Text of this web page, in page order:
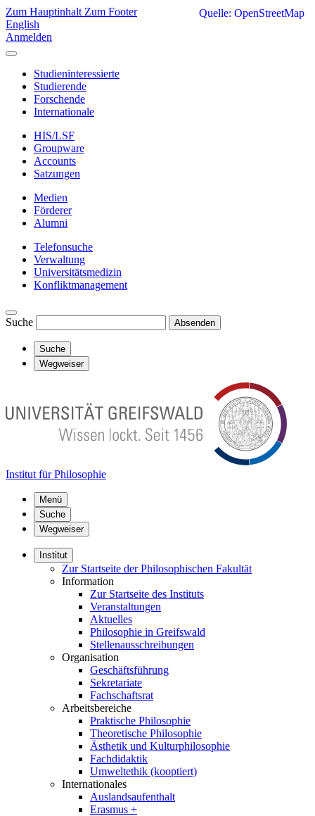
Zum Hauptinhalt Zum Footer
English
Anmelden
Studieninteressierte
Studierende
Forschende
Internationale
HIS/LSF
Groupware
Accounts
Satzungen
Medien
Förderer
Alumni
Telefonsuche
Verwaltung
Universitätsmedizin
Konfliktmanagement
Suche Absenden
Suche
Wegweiser
Institut für Philosophie
Menü
Suche
Wegweiser
Institut
Zur Startseite der Philosophischen Fakultät
Information
Zur Startseite des Instituts
Veranstaltungen
Aktuelles
Philosophie in Greifswald
Stellenausschreibungen
Organisation
Geschäftsführung
Sekretariate
Fachschaftsrat
Arbeitsbereiche
Praktische Philosophie
Theoretische Philosophie
Ästhetik und Kulturphilosophie
Fachdidaktik
Umweltethik (kooptiert)
Internationales
Auslandsaufenthalt
Erasmus +
Quelle: OpenStreetMap